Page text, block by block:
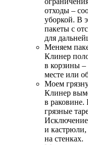
отходы –
уборкой. В
пакеты с
для
Меняем
Клинер
в корзины –
месте или
Моем
Клинер
в раковине.
грязные
Исключение
и кастрюли,
на стенках.